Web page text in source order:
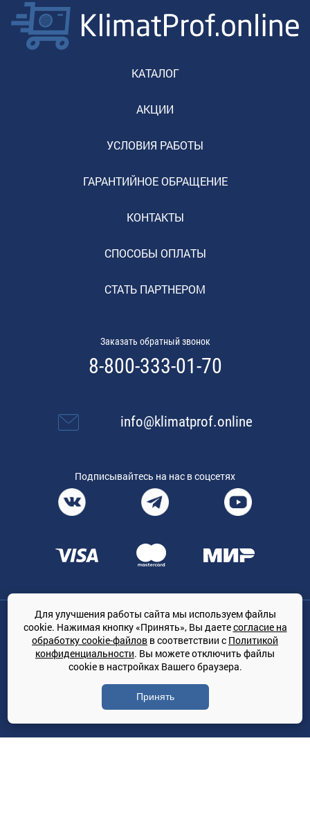
КАТАЛОГ
АКЦИИ
УСЛОВИЯ РАБОТЫ
ГАРАНТИЙНОЕ ОБРАЩЕНИЕ
КОНТАКТЫ
СПОСОБЫ ОПЛАТЫ
СТАТЬ ПАРТНЕРОМ
Заказать обратный звонок
8-800-333-01-70
info@klimatprof.online
Подписывайтесь на нас в соцсетях
Общество с ограниченной ответственностью «ТРЕЙДКОН», ОГРН:
1167847364079, 197022, г. Санкт-Петербург, проспект Медиков, 7
КЛИМАТПРОФ.ONLINE - оптовая продажа кондиционеров и
климатической техники на территории РФ
© Сайт принадлежит ООО «ТРЕЙДКОН»
Политика конфиденциальности
Для улучшения работы сайта мы используем файлы
cookie. Нажимая кнопку «Принять», Вы даетесогласие на
обработку cookie-файлов в соответствии с Политикой
конфиденциальности. Вы можете отключить файлы
cookie в настройках Вашего браузера.
Принять